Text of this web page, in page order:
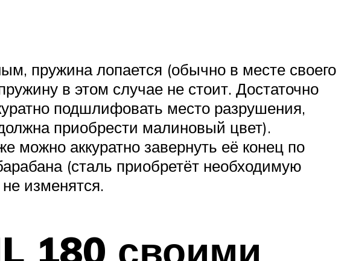
пружина лопается (обычно в месте своего
в этом случае не стоит. Достаточно
подшлифовать место разрушения,
приобрести малиновый цвет).
аккуратно завернуть её конец по
(сталь приобретёт необходимую
изменятся.
180 своими